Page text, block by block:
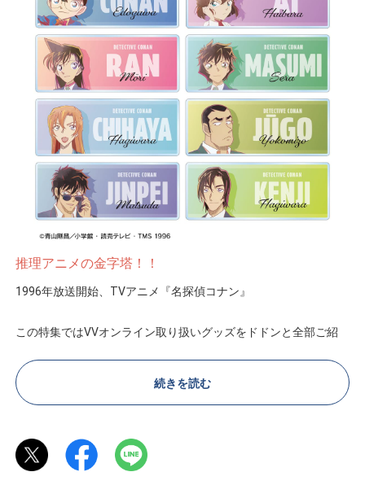
推理アニメの金字塔！！
1996年放送開始、TVアニメ『名探偵コナン』
この特集ではVVオンライン取り扱いグッズをドドンと全部ご紹
ぜひこの機会に、
©青山剛昌／小学館・読売テレビ・TMS 1996
続きを読む